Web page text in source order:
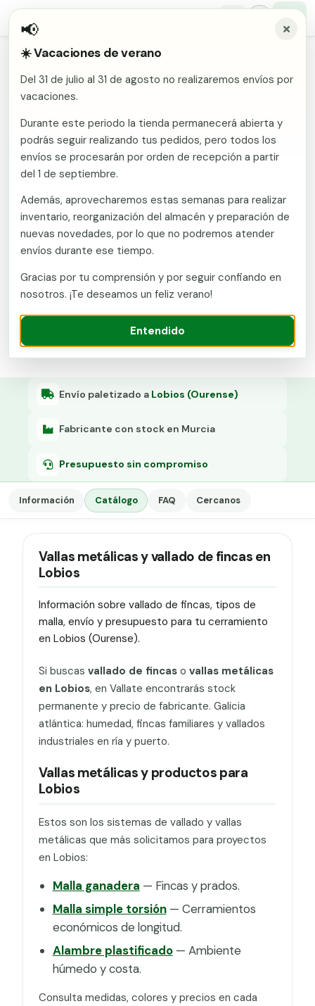
📢
☀️ Vacaciones de verano
Del 31 de julio al 31 de agosto no realizaremos envíos por
vacaciones.
Durante este periodo la tienda permanecerá abierta y
podrás seguir realizando tus pedidos, pero todos los
envíos se procesarán por orden de recepción a partir
del 1 de septiembre.
Además, aprovecharemos estas semanas para realizar
inventario, reorganización del almacén y preparación de
nuevas novedades, por lo que no podremos atender
envíos durante ese tiempo.
Gracias por tu comprensión y por seguir confiando en
nosotros. ¡Te deseamos un feliz verano!
Entendido
Malla ganadera
Malla simple torsión
Malla triple torsión
Panel malla H.
Puerta abatible dos hojas
Puerta acceso peatonal
Poste malla simple torsión
Alambre de espino galvanizado
Alambre liso galvanizado
Malla ocultación 70 g/m² verde
Abrazadera PVC malla H.
Grapadora
Vallas metálicas y vallado de fincas en Lobios
Vallas metálicas y vallado de
fincas en Lobios
Fabricante en Murcia con envío a Lobios (Ourense).
Vallas metálicas y vallado de fincas: mallas, postes,
puertas y kits. Vallate suministra mallas, postes,
puertas y kits de vallado a toda España desde
fábrica en Murcia. Presupuesto sin compromiso.
Ver catálogo
Presupuesto
Envío paletizado a Lobios (Ourense)
Fabricante con stock en Murcia
Presupuesto sin compromiso
Información Catálogo FAQ Cercanos
Vallas metálicas y vallado de fincas en
Lobios
Información sobre vallado de fincas, tipos de
malla, envío y presupuesto para tu cerramiento
en Lobios (Ourense).
Si buscas vallado de fincaso vallas metálicas
en Lobios, en Vallate encontrarás stock
permanente y precio de fabricante. Galicia
atlántica: humedad, fincas familiares y vallados
industriales en ría y puerto.
Vallas metálicas y productos para
Lobios
Estos son los sistemas de vallado y vallas
metálicas que más solicitamos para proyectos
en Lobios:
Malla ganadera — Fincas y prados.
Malla simple torsión— Cerramientos
económicos de longitud.
Alambre plastificado— Ambiente
húmedo y costa.
Consulta medidas, colores y precios en cada